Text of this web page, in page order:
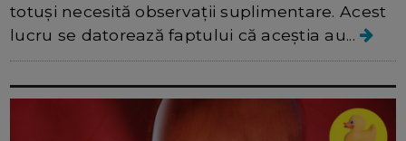
totuși necesită observații suplimentare. Acest
lucru se datorează faptului că aceștia au...